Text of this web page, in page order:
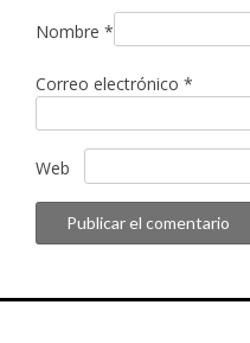
Nombre *
Correo electrónico *
Web